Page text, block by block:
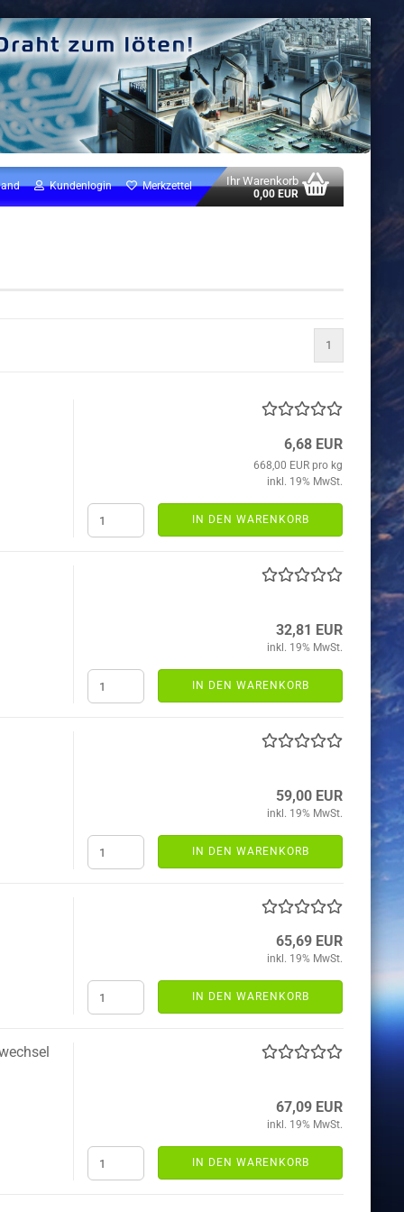
Ihr Warenkorb
0,00 EUR
Kundenlogin Merkzettel
1
6,68 EUR
668,00 EUR pro kg
inkl. 19% MwSt.
IN DEN WARENKORB
32,81 EUR
inkl. 19% MwSt.
IN DEN WARENKORB
59,00 EUR
inkl. 19% MwSt.
IN DEN WARENKORB
65,69 EUR
inkl. 19% MwSt.
IN DEN WARENKORB
67,09 EUR
inkl. 19% MwSt.
IN DEN WARENKORB